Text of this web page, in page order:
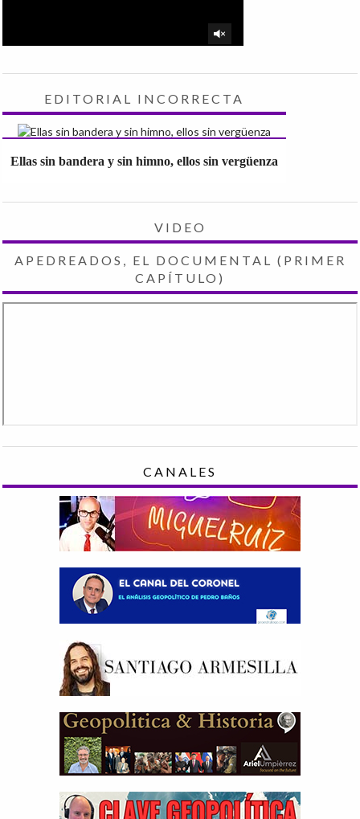
EDITORIAL INCORRECTA
Ellas sin bandera y sin himno, ellos sin vergüenza
VIDEO
APEDREADOS, EL DOCUMENTAL (PRIMER
CAPÍTULO)
CANALES